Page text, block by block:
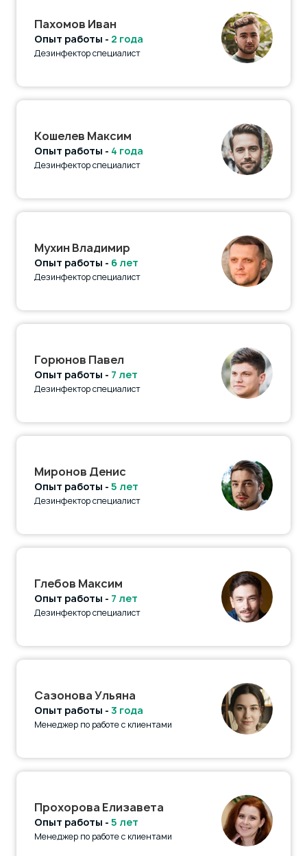
Пахомов Иван
Опыт работы - 2 года
Дезинфектор специалист
Кошелев Максим
Опыт работы - 4 года
Дезинфектор специалист
Мухин Владимир
Опыт работы - 6 лет
Дезинфектор специалист
Горюнов Павел
Опыт работы - 7 лет
Дезинфектор специалист
Миронов Денис
Опыт работы - 5 лет
Дезинфектор специалист
Глебов Максим
Опыт работы - 7 лет
Дезинфектор специалист
Сазонова Ульяна
Опыт работы - 3 года
Менеджер по работе с клиентами
Прохорова Елизавета
Опыт работы - 5 лет
Менеджер по работе с клиентами